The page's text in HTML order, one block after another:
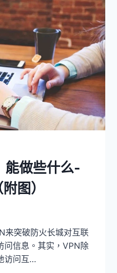
能做些什么-
图）
来突破防火长城对互联
问信息。其实，VPN除
访问互…